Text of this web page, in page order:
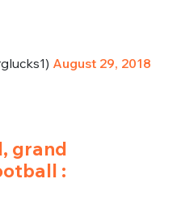
August 29, 2018
grand
: